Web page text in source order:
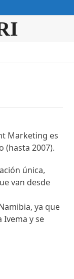
Marketing es
(hasta 2007).
única,
van desde
ya que
Ivema y se